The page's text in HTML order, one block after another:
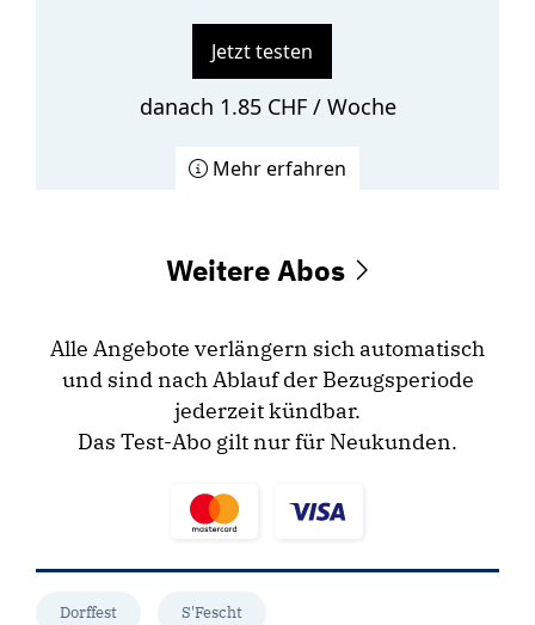
Jetzt testen
danach 1.85 CHF / Woche
Mehr erfahren
Weitere Abos
Alle Angebote verlängern sich automatisch
und sind nach Ablauf der Bezugsperiode
jederzeit kündbar.
Das Test-Abo gilt nur für Neukunden.
Dorffest S'Fescht